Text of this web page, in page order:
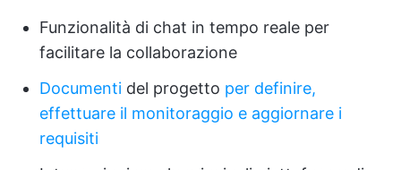
Funzionalità di chat in tempo reale per
facilitare la collaborazione
Documenti del progetto per definire,
effettuare il monitoraggio e aggiornare i
requisiti